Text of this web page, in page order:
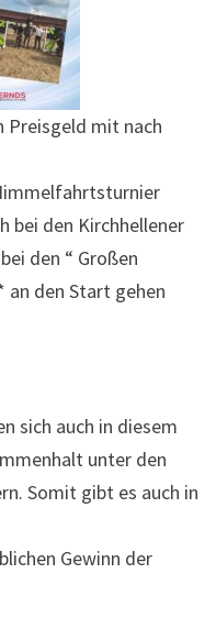
Preisgeld mit nach
bei den Kirchhellener
den “ Großen
an den Start gehen
sich auch in diesem
unter den
Somit gibt es auch in
Gewinn der